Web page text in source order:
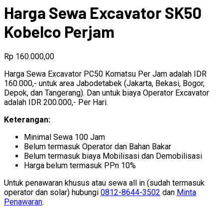
Harga Sewa Excavator SK50
Kobelco Perjam
Rp 160.000,00
Harga Sewa Excavator PC50 Komatsu Per Jam adalah IDR
160.000,- untuk area Jabodetabek (Jakarta, Bekasi, Bogor,
Depok, dan Tangerang). Dan untuk biaya Operator Excavator
adalah IDR 200.000,- Per Hari.
Keterangan:
Minimal Sewa 100 Jam
Belum termasuk Operator dan Bahan Bakar
Belum termasuk biaya Mobilisasi dan Demobilisasi
Harga belum termasuk PPn 10%
Untuk penawaran khusus atau sewa all in (sudah termasuk
operator dan solar) hubungi 0812-8644-3502 dan Minta
Penawaran.